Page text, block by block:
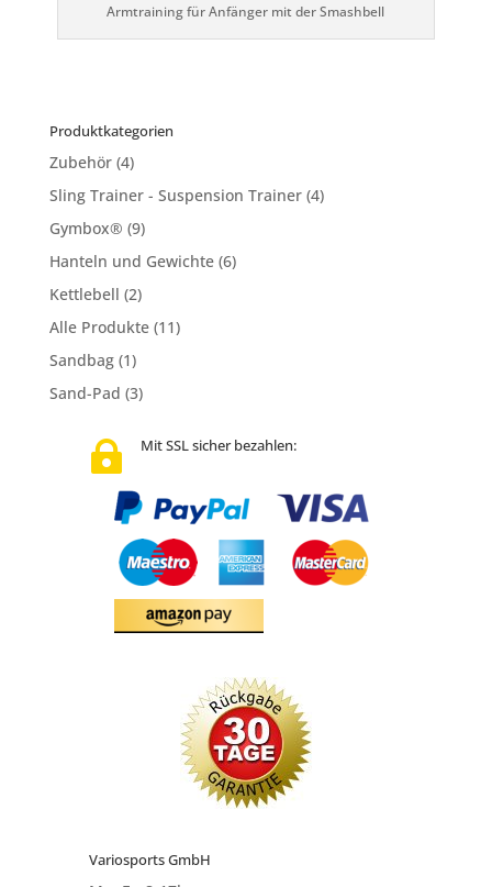
Armtraining für Anfänger mit der Smashbell
Produktkategorien
Zubehör (4)
Sling Trainer - Suspension Trainer (4)
Gymbox® (9)
Hanteln und Gewichte (6)
Kettlebell (2)
Alle Produkte (11)
Sandbag (1)
Sand-Pad (3)
 Mit SSL sicher bezahlen:
Variosports GmbH